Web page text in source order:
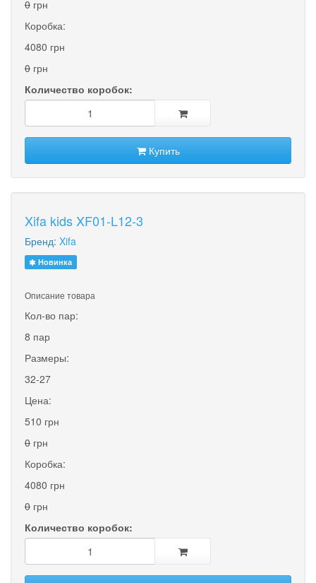
0 грн
Коробка:
4080 грн
0 грн
Количество коробок:
Купить
Xifa kids XF01-L12-3
Бренд: Xifa
Новинка
Описание товара
Кол-во пар:
8 пар
Размеры:
32-27
Цена:
510 грн
0 грн
Коробка:
4080 грн
0 грн
Количество коробок: